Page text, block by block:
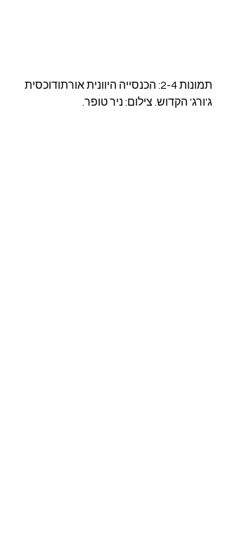
תמונות 2-4: הכנסייה היוונית אורתודוכסית
ג'ורג' הקדוש. צילום: ניר טופר.